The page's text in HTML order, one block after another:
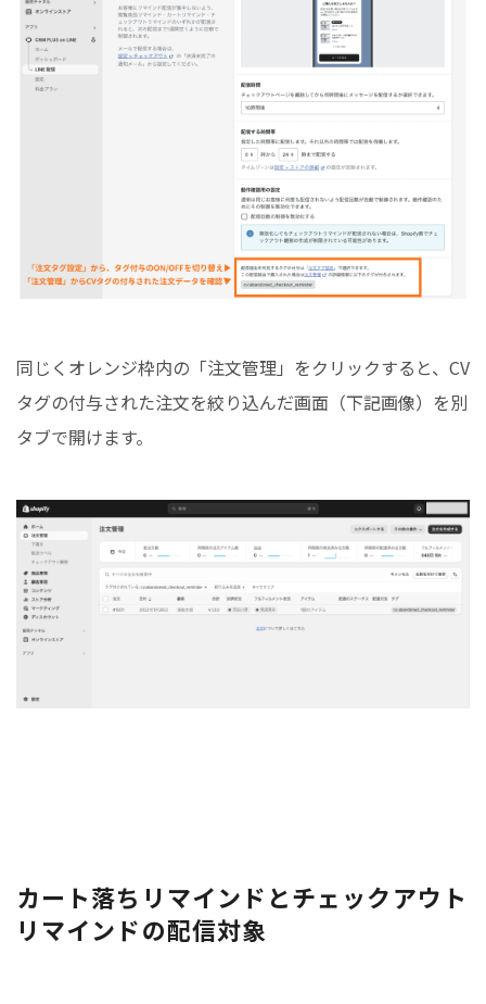
同じくオレンジ枠内の「注文管理」をクリックすると、CV
タグの付与された注文を絞り込んだ画面（下記画像）を別
タブで開けます。
カート落ちリマインドとチェックアウト
リマインドの配信対象